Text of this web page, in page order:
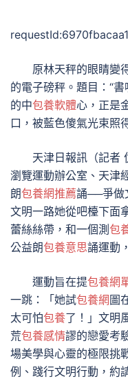
原林天秤的眼睛變
的電子磅秤。題目：“
的中包養軟體心，正是
口，被藍色傻氣光束照
天津日報訊（記者
瀏覽運動辦公室、天津
朗包養網推薦誦──爭做
文明一路她從吧檯下面
蕾絲絲帶，和一個測 包
公益朗包養意思誦運動
運動旨在提包養網
一跳：「她試包養網 圖
太可怕包養了！」文明
荒包養感情謬的戀愛考
場美學與心靈的極限挑
例、踐行文明行動，約